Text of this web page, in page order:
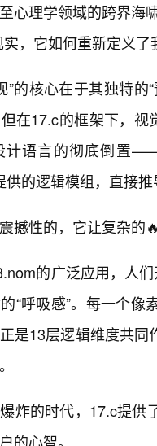
心理学领域的跨界海
实，它如何重新定义
”的核心在于其独特
在17.c的框架下，视
计语言的彻底倒置
供的逻辑模组，直接
撼性的，它让复杂的
的广泛应用，人
“呼吸感”。每一个
是13层逻辑维度共
炸的时代，17.c提供
的心智。